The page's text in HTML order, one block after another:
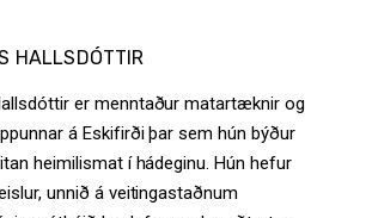
HALLSDÓTTIR
er menntaður matartæknir og
á Eskifirði þar sem hún býður
heimilismat í hádeginu. Hún hefur
unnið á veitingastaðnum